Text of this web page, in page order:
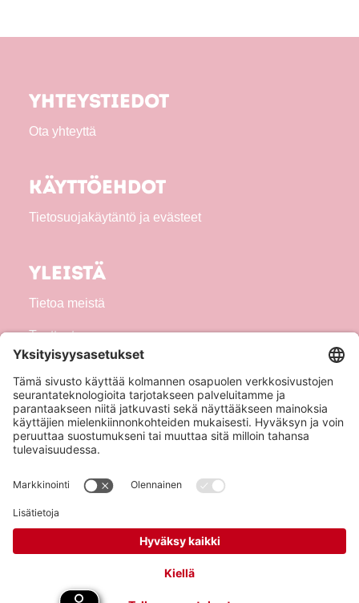
Yhteystiedot
Ota yhteyttä
Käyttöehdot
Tietosuojakäytäntö ja evästeet
Yleistä
Tietoa meistä
Tuotteet
Seuraa meitä!
Hero Global
Copyright © Hero 2026